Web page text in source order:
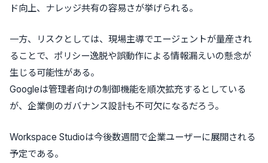
ド向上、ナレッジ共有の容易さが挙げられる。
一方、リスクとしては、現場主導でエージェントが量産され
ることで、ポリシー逸脱や誤動作による情報漏えいの懸念が
生じる可能性がある。
Googleは管理者向けの制御機能を順次拡充するとしている
が、企業側のガバナンス設計も不可欠になるだろう。
Workspace Studioは今後数週間で企業ユーザーに展開される
予定である。